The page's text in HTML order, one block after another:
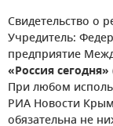
Свидетельство о
Учредитель:
предприятие
«Россия сегодня»
При любом
РИА Новости
обязательна не